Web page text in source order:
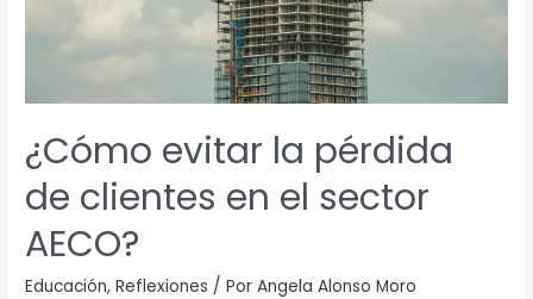
¿Cómo evitar la pérdida
de clientes en el sector
AECO?
Educación,Reflexiones / PorAngela Alonso Moro